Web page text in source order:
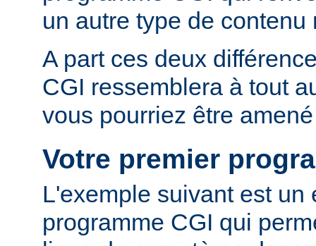
un autre type de contenu
A part ces deux
CGI ressemblera à tout
vous pourriez être
Votre premier
L'exemple suivant est un
programme CGI qui